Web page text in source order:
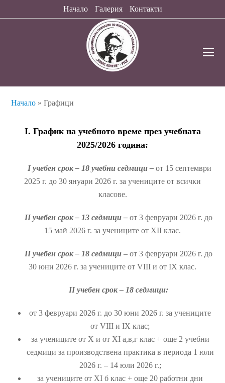
Начало Галерия Контакти
Начало »Графици
I. График на учебното време през учебната
2025/2026 година:
І учебен срок – 18 учебни седмици – от 15 септември
2025 г. до 30 януари 2026 г. за учениците от всички
класове.
ІІ учебен срок – 13 седмици – от 3 февруари 2026 г. до
15 май 2026 г. за учениците от ХІІ клас.
ІІ учебен срок – 18 седмици – от 3 февруари 2026 г. до
30 юни 2026 г. за учениците от VІІІ и от ІХ клас.
ІІ учебен срок – 18 седмици:
от 3 февруари 2026 г. до 30 юни 2026 г. за учениците
от VIII и IX клас;
за учениците от Х и от XI а,в,г клас + още 2 учебни
седмици за производствена практика в периода 1 юли
2026 г. – 14 юли 2026 г.;
за учениците от XI б клас + още 20 работни дни